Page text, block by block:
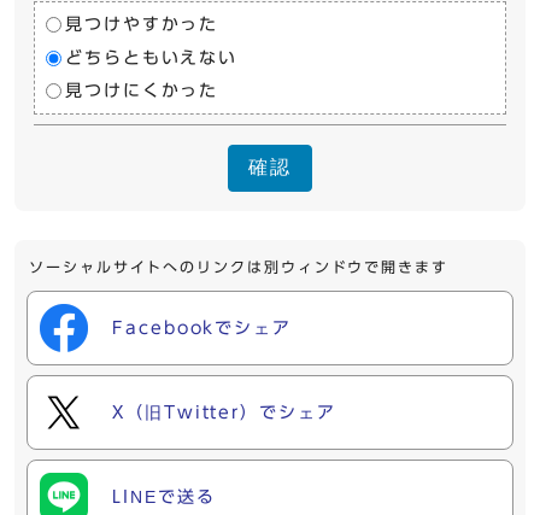
見つけやすかった
どちらともいえない
見つけにくかった
確認
ソーシャルサイトへのリンクは別ウィンドウで開きます
Facebookでシェア
X（旧Twitter）でシェア
LINEで送る